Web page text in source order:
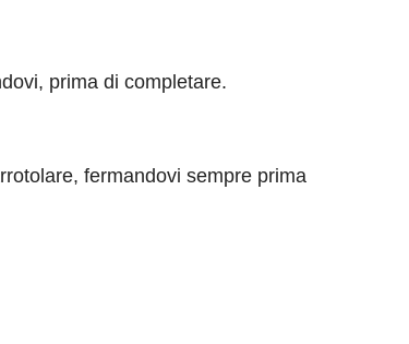
prima di completare.
fermandovi sempre prima